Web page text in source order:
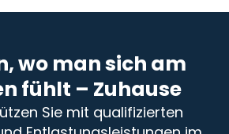
wo man sich am
fühlt – Zuhause
Sie mit qualifizierten